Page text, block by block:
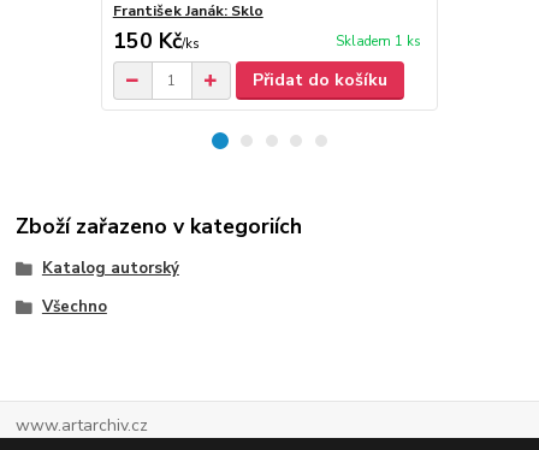
František Janák: Sklo
150 Kč/ks Skladem 1 ks
Přidat do košíku
Zboží zařazeno v kategoriích
Katalog autorský
Všechno
www.artarchiv.cz